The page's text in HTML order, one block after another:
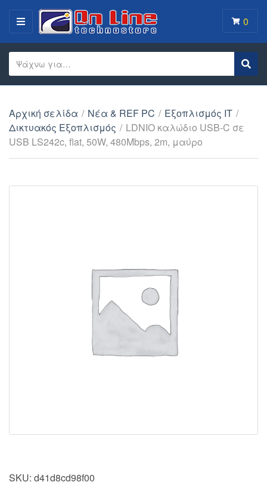
MENU
Category name
Search text
0
Αρχική σελίδα / Νέα & REF PC / Εξοπλισμός IT /
Δικτυακός Εξοπλισμός / LDNIO καλώδιο USB-C σε
USB LS242c, flat, 50W, 480Mbps, 2m, μαύρο
SKU: d41d8cd98f00